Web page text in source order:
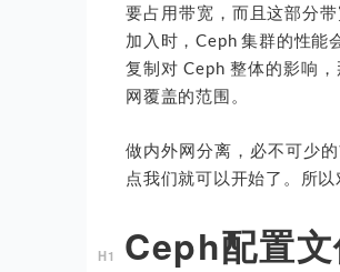
要占用带宽，而且这部分
加入时，Ceph 集群的性能
复制对 Ceph 整体的影响
网覆盖的范围。
做内外网分离，必不可少
点我们就可以开始了。所
Ceph配置